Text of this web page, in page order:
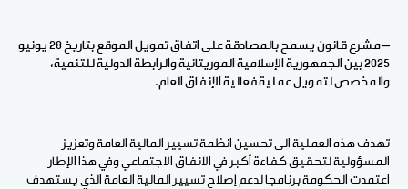
– مشرع قانون يسمح بالمصادقة على اتفاق تمويل الموقع بتاريخ 28 يونيو
2025 بين الجمهورية الإسلامية الموريتانية والرابطة الدولية للتنمية،
والمخصص لتمويل عملية فعالية الإنفاق العام.
تهدف هذه العملية الى تحسين انظمة تسيير المالية العامة وتعزيز
المسؤولية لتحقيق كفاءة أكبر في الانفاق الاجتماعي وفي هذا الإطار
اعتمدت الحكومة برنامجا لدعم إصلاح تسيير المالية العامة الذي يستهدف